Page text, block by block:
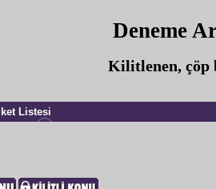
Deneme
Kilitlenen, çöp
Listesi